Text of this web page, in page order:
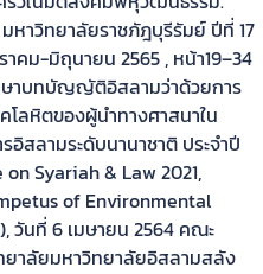
หาวิทยาลัยราชภัฎบุรีรัมย์ ปีที่ 17
าคม-มิถุนายน 2565 , หน้า19–34
าบทบัญญัติอิสลามว่าด้วยการ
ลหิตของผู้นำทางศาสนาใน
อิสลามระดับนานาชาติ ประจำปี
Syariah & Law 2021,
of Environmental
วันที่ 6 เมษายน 2564 คณะ
าลัยมหาวิทยาลัยอิสลามสลัง